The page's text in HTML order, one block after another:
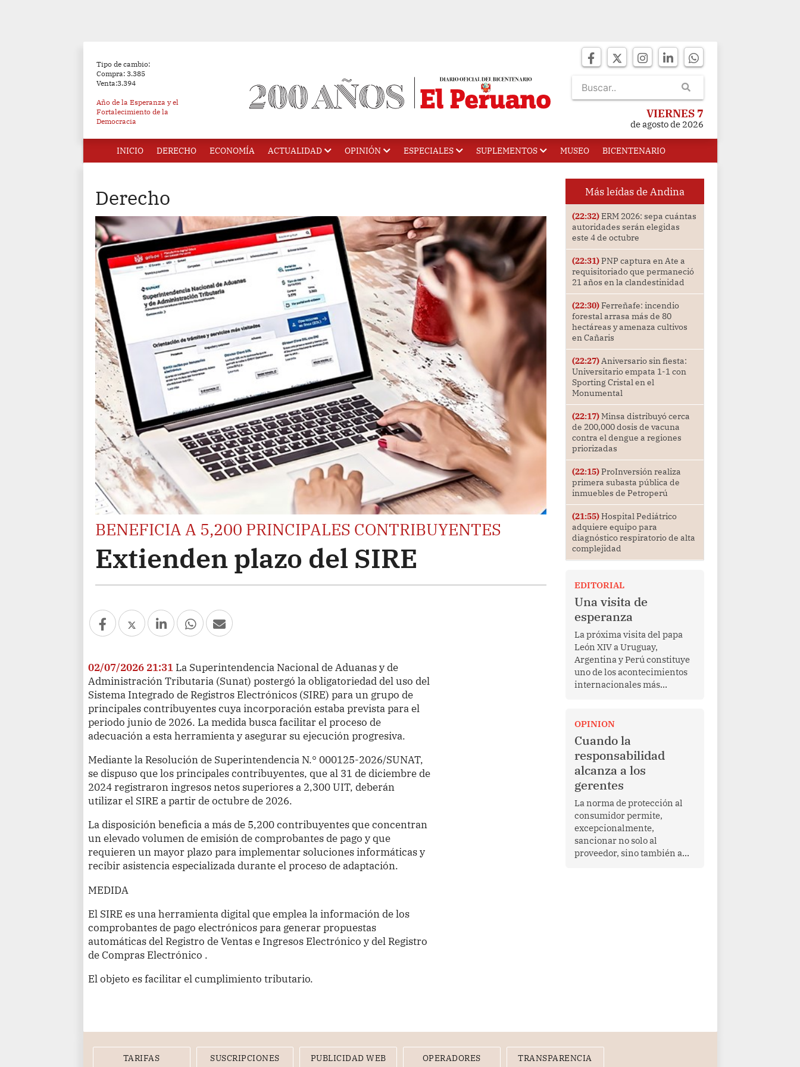
Tipo de cambio:
Compra: 3.385
Venta:3.394
Año de la Esperanza y el
Fortalecimiento de la
Democracia
VIERNES 7
de agosto de 2026
INICIO DERECHO ECONOMÍA ACTUALIDAD OPINIÓN ESPECIALES SUPLEMENTOS MUSEO BICENTENARIO
Derecho
BENEFICIA A 5,200 PRINCIPALES CONTRIBUYENTES
Extienden plazo del SIRE
02/07/2026 21:31 La Superintendencia Nacional de Aduanas y de
Administración Tributaria (Sunat) postergó la obligatoriedad del uso del
Sistema Integrado de Registros Electrónicos (SIRE) para un grupo de
principales contribuyentes cuya incorporación estaba prevista para el
periodo junio de 2026. La medida busca facilitar el proceso de
adecuación a esta herramienta y asegurar su ejecución progresiva.
Mediante la Resolución de Superintendencia N.° 000125-2026/SUNAT,
se dispuso que los principales contribuyentes, que al 31 de diciembre de
2024 registraron ingresos netos superiores a 2,300 UIT, deberán
utilizar el SIRE a partir de octubre de 2026.
La disposición beneficia a más de 5,200 contribuyentes que concentran
un elevado volumen de emisión de comprobantes de pago y que
requieren un mayor plazo para implementar soluciones informáticas y
recibir asistencia especializada durante el proceso de adaptación.
MEDIDA
El SIRE es una herramienta digital que emplea la información de los
comprobantes de pago electrónicos para generar propuestas
automáticas del Registro de Ventas e Ingresos Electrónico y del Registro
de Compras Electrónico .
El objeto es facilitar el cumplimiento tributario.
Más leídas de Andina
(22:32)ERM 2026: sepa cuántas
autoridades serán elegidas
este 4 de octubre
(22:31)PNP captura en Ate a
requisitoriado que permaneció
21 años en la clandestinidad
(22:30)Ferreñafe: incendio
forestal arrasa más de 80
hectáreas y amenaza cultivos
en Cañaris
(22:27)Aniversario sin fiesta:
Universitario empata 1-1 con
Sporting Cristal en el
Monumental
(22:17)Minsa distribuyó cerca
de 200,000 dosis de vacuna
contra el dengue a regiones
priorizadas
(22:15)ProInversión realiza
primera subasta pública de
inmuebles de Petroperú
(21:55)Hospital Pediátrico
adquiere equipo para
diagnóstico respiratorio de alta
complejidad
EDITORIAL
Una visita de
esperanza
La próxima visita del papa
León XIV a Uruguay,
Argentina y Perú constituye
uno de los acontecimientos
internacionales más
Más allá de su dimensión
religiosa, esta gira
representa una oportunidad
para reafirmar el valor del
diálogo, fortalecer los
vínculos entre los pueblos y
proyectar una imagen de
cooperación en una región
que enfrenta desafíos en
materia de desarrollo,
cohesión social y
gobernabilidad.
OPINION
Cuando la
responsabilidad
alcanza a los
gerentes
La norma de protección al
consumidor permite,
excepcionalmente,
sancionar no solo al
proveedor, sino también a
Messi, cuya presencia fue
TARIFAS SUSCRIPCIONES PUBLICIDAD WEB OPERADORES TRANSPARENCIA